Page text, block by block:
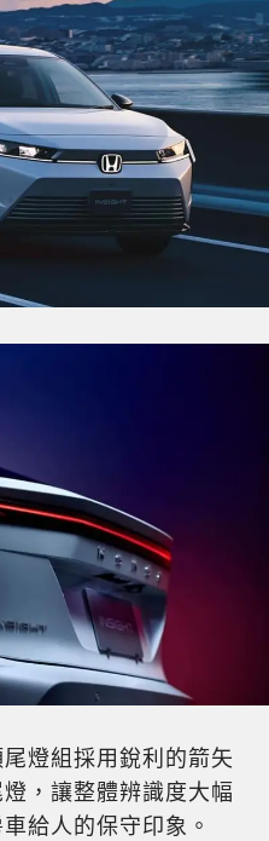
燈組採用銳利的箭矢
，讓整體辨識度大幅
給人的保守印象。